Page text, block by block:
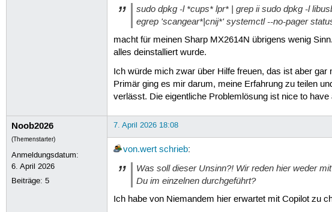
sudo dpkg -l *cups* lpr* | grep ii sudo dpkg -l
egrep 'scangear*|cnij*' systemctl --no-pager
macht für meinen Sharp MX2614N übrigens wenig
alles deinstalliert wurde.
Ich würde mich zwar über Hilfe freuen, das ist aber
Primär ging es mir darum, meine Erfahrung zu teilen
verlässt. Die eigentliche Problemlösung ist nice to have
Noob2026
(Themenstarter)
Anmeldungsdatum:
6. April 2026
Beiträge:5
7. April 2026 18:08
von.wert schrieb:
Was soll dieser Unsinn?! Wir reden hier weder
Du im einzelnen durchgeführt?
Ich habe von Niemandem hier erwartet mit Copilot zu